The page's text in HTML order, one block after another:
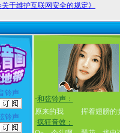
于维护互联网安全的规定》
铃声
铃声
·和弦铃声：
原来的我
挥着翅膀的
·疯狂音效：